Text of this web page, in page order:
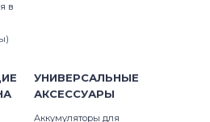
в
УНИВЕРСАЛЬНЫЕ
АКСЕССУАРЫ
Аккумуляторы для